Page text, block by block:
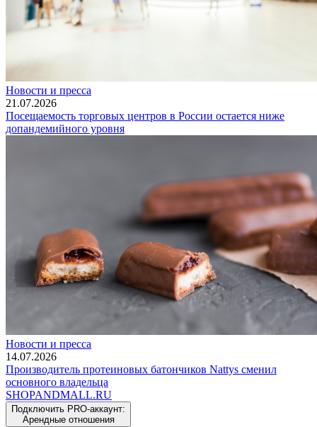
Новости и пресса
21.07.2026
Посещаемость торговых центров в России остается ниже
допандемийного уровня
Новости и пресса
14.07.2026
Производитель протеиновых батончиков Nattys сменил
основного владельца
SHOPANDMALL.RU
Подключить PRO-аккаунт:
Арендные отношения